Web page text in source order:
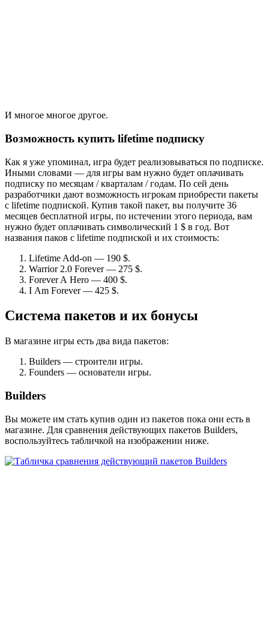
И многое многое другое.
Возможность купить lifetime подписку
Как я уже упоминал, игра будет реализовываться по подписке.
Иными словами — для игры вам нужно будет оплачивать
подписку по месяцам / кварталам / годам. По сей день
разработчики дают возможность игрокам приобрести пакеты
с lifetime подпиской. Купив такой пакет, вы получите 36
месяцев бесплатной игры, по истечении этого периода, вам
нужно будет оплачивать символический 1 $ в год. Вот
названия паков с lifetime подпиской и их стоимость:
Lifetime Add-on — 190 $.
Warrior 2.0 Forever — 275 $.
Forever A Hero — 400 $.
I Am Forever — 425 $.
Система пакетов и их бонусы
В магазине игры есть два вида пакетов:
Builders — строители игры.
Founders — основатели игры.
Builders
Вы можете им стать купив один из пакетов пока они есть в
магазине. Для сравнения действующих пакетов Builders,
воспользуйтесь табличкой на изображении ниже.